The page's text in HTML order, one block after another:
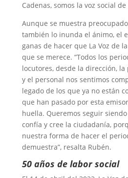
Cadenas, somos la voz social de
Aunque se muestra
también lo inunda el ánimo, el
ganas de hacer que La Voz de
que se merece. “Todos los
locutores, desde la dirección,
y el personal nos sentimos
legado de los que ya no están
que han pasado por esta
huella. Queremos seguir
confía y cree la ciudadanía,
nuestra forma de hacer el
demuestra”, resalta Rubén.
50 años de labor social